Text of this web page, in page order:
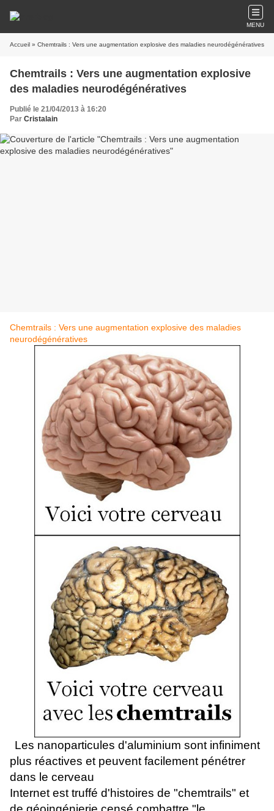
MENU
Accueil » Chemtrails : Vers une augmentation explosive des maladies neurodégénératives
Chemtrails : Vers une augmentation explosive
des maladies neurodégénératives
Publié le 21/04/2013 à 16:20
Par Cristalain
Chemtrails : Vers une augmentation explosive des maladies
neurodégénératives
Les nanoparticules d'aluminium sont infiniment
plus réactives et peuvent facilement pénétrer
dans le cerveau
Internet est truffé d'histoires de "chemtrails" et